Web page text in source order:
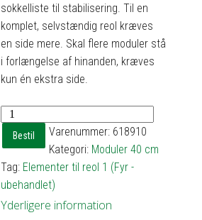
sokkelliste til stabilisering. Til en
komplet, selvstændig reol kræves
en side mere. Skal flere moduler stå
i forlængelse af hinanden, kræves
kun én ekstra side.
Reol
med
2
hylder
-
Bestil Varenummer: 618910
Kategori: Moduler 40 cm
Tag: Elementer til reol 1 (Fyr -
ubehandlet)
Yderligere information